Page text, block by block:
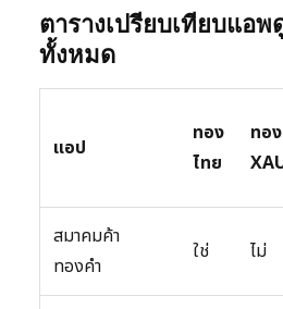
ตารางเปรียบเทียบแอพ
ทั้งหมด
แอป
ทอง
ไทย
ทอง
สมาคมค้า
ทองคำ
ใช่ ไม่